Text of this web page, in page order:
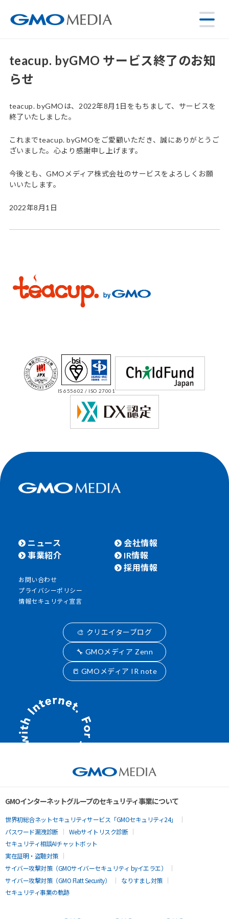
teacup. byGMO サービス終了のお知
らせ
teacup. byGMOは、2022年8月1日をもちまして、サービスを
終了いたしました。
これまでteacup. byGMOをご愛顧いただき、誠にありがとうご
ざいました。心より感謝申し上げます。
今後とも、GMOメディア株式会社のサービスをよろしくお願
いいたします。
2022年8月1日
IS 655602 / ISO 27001
ニュース
事業紹介
会社情報
IR情報
採用情報
お問い合わせ
プライバシーポリシー
情報セキュリティ宣言
🎨 クリエイターブログ
🔧 GMOメディア Zenn
📒 GMOメディア IR note
GMOインターネットグループのセキュリティ事業について
世界初総合ネットセキュリティサービス「GMOセキュリティ24」
パスワード漏洩診断
Webサイトリスク診断
セキュリティ相談AIチャットボット
実在証明・盗聴対策
サイバー攻撃対策（GMOサイバーセキュリティ byイエラエ）
サイバー攻撃対策（GMO Flatt Security）
なりすまし対策
セキュリティ事業の軌跡